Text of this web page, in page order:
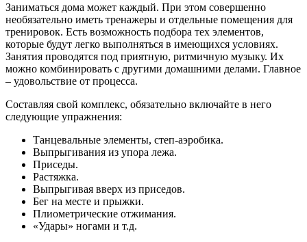
Заниматься дома может каждый. При этом совершенно
необязательно иметь тренажеры и отдельные помещения для
тренировок. Есть возможность подбора тех элементов,
которые будут легко выполняться в имеющихся условиях.
Занятия проводятся под приятную, ритмичную музыку. Их
можно комбинировать с другими домашними делами. Главное
– удовольствие от процесса.
Составляя свой комплекс, обязательно включайте в него
следующие упражнения:
Танцевальные элементы, степ-аэробика.
Выпрыгивания из упора лежа.
Приседы.
Растяжка.
Выпрыгивая вверх из приседов.
Бег на месте и прыжки.
Плиометрические отжимания.
«Удары» ногами и т.д.